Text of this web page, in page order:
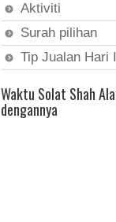
Aktiviti
Surah pilihan
Tip Jualan Hari
Waktu Solat Shah
dengannya